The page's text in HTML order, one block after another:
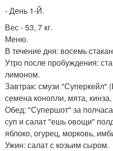
- День 1-Й.
Вес - 53, 7 кг.
Меню.
В течение дня: восемь
Утро после пробуждения:
лимоном.
Завтрак: смузи "Суперкейл"
семена конопли, мята,
Обед: "Супершот" за
суп и салат "ешь овощи"
яблоко, огурец, морковь,
Ужин: салат с козьим сыром.